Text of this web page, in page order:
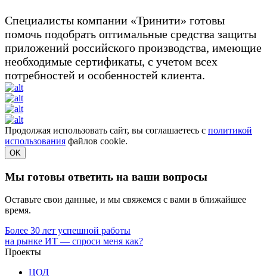
Специалисты компании «Тринити» готовы
помочь подобрать оптимальные средства защиты
приложений российского производства, имеющие
необходимые сертификаты, с учетом всех
потребностей и особенностей клиента.
Продолжая использовать сайт, вы соглашаетесь с политикой
использования файлов cookie.
OK
Мы готовы ответить на ваши вопросы
Оставьте свои данные, и мы свяжемся с вами в ближайшее
время.
Более 30 лет успешной работы
на рынке ИТ — спроси меня как?
Проекты
ЦОД